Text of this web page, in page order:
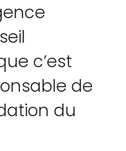
c’est
de
du